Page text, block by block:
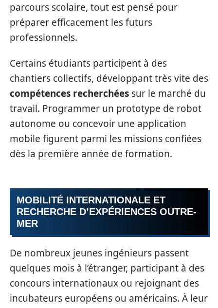
parcours scolaire, tout est pensé pour
préparer efficacement les futurs
professionnels.
Certains étudiants participent à des
chantiers collectifs, développant très vite des
compétences recherchées sur le marché du
travail. Programmer un prototype de robot
autonome ou concevoir une application
mobile figurent parmi les missions confiées
dès la première année de formation.
MOBILITÉ INTERNATIONALE ET
RECHERCHE D’EXPÉRIENCES OUTRE-
MER
De nombreux jeunes ingénieurs passent
quelques mois à l’étranger, participant à des
concours internationaux ou rejoignant des
incubateurs européens ou américains. À leur